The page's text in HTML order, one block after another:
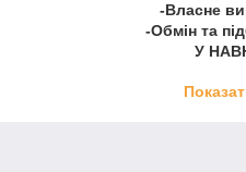
-Власне
-Обмін та
У
Поло \